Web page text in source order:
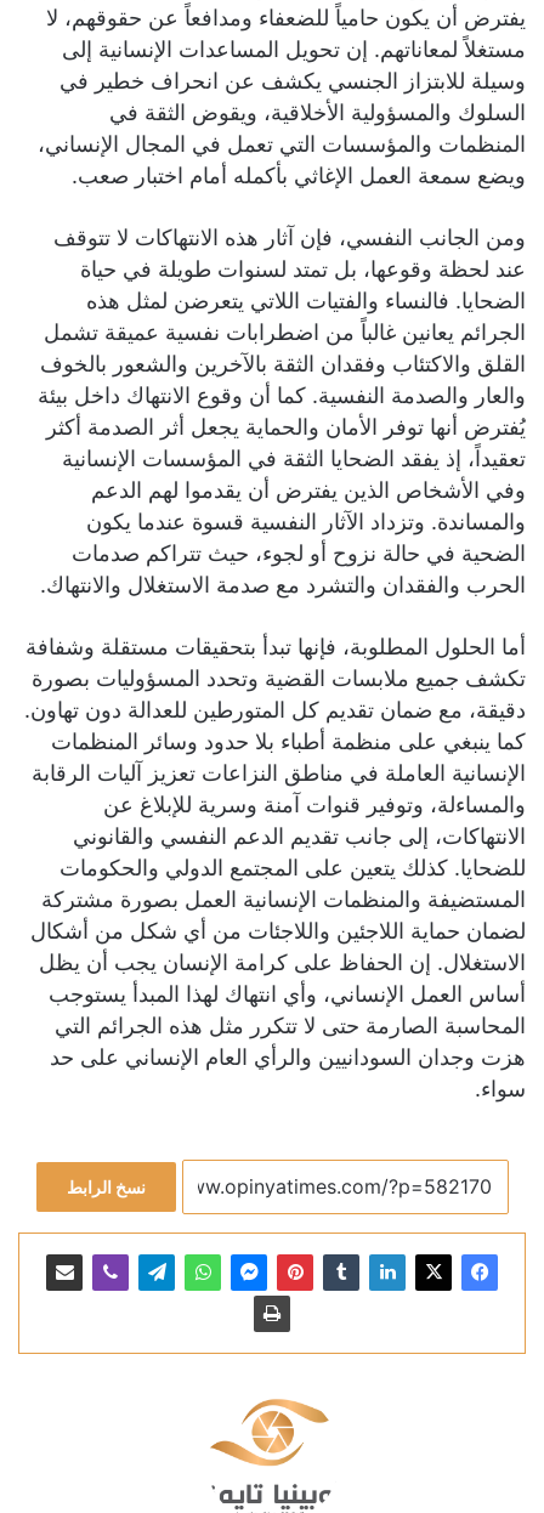
يفترض أن يكون حامياً للضعفاء ومدافعاً عن حقوقهم، لا
مستغلاً لمعاناتهم. إن تحويل المساعدات الإنسانية إلى
وسيلة للابتزاز الجنسي يكشف عن انحراف خطير في
السلوك والمسؤولية الأخلاقية، ويقوض الثقة في
المنظمات والمؤسسات التي تعمل في المجال الإنساني،
ويضع سمعة العمل الإغاثي بأكمله أمام اختبار صعب.
ومن الجانب النفسي، فإن آثار هذه الانتهاكات لا تتوقف
عند لحظة وقوعها، بل تمتد لسنوات طويلة في حياة
الضحايا. فالنساء والفتيات اللاتي يتعرضن لمثل هذه
الجرائم يعانين غالباً من اضطرابات نفسية عميقة تشمل
القلق والاكتئاب وفقدان الثقة بالآخرين والشعور بالخوف
والعار والصدمة النفسية. كما أن وقوع الانتهاك داخل بيئة
يُفترض أنها توفر الأمان والحماية يجعل أثر الصدمة أكثر
تعقيداً، إذ يفقد الضحايا الثقة في المؤسسات الإنسانية
وفي الأشخاص الذين يفترض أن يقدموا لهم الدعم
والمساندة. وتزداد الآثار النفسية قسوة عندما يكون
الضحية في حالة نزوح أو لجوء، حيث تتراكم صدمات
الحرب والفقدان والتشرد مع صدمة الاستغلال والانتهاك.
أما الحلول المطلوبة، فإنها تبدأ بتحقيقات مستقلة وشفافة
تكشف جميع ملابسات القضية وتحدد المسؤوليات بصورة
دقيقة، مع ضمان تقديم كل المتورطين للعدالة دون تهاون.
كما ينبغي على منظمة أطباء بلا حدود وسائر المنظمات
الإنسانية العاملة في مناطق النزاعات تعزيز آليات الرقابة
والمساءلة، وتوفير قنوات آمنة وسرية للإبلاغ عن
الانتهاكات، إلى جانب تقديم الدعم النفسي والقانوني
للضحايا. كذلك يتعين على المجتمع الدولي والحكومات
المستضيفة والمنظمات الإنسانية العمل بصورة مشتركة
لضمان حماية اللاجئين واللاجئات من أي شكل من أشكال
الاستغلال. إن الحفاظ على كرامة الإنسان يجب أن يظل
أساس العمل الإنساني، وأي انتهاك لهذا المبدأ يستوجب
المحاسبة الصارمة حتى لا تتكرر مثل هذه الجرائم التي
هزت وجدان السودانيين والرأي العام الإنساني على حد
سواء.
نسخ الرابط